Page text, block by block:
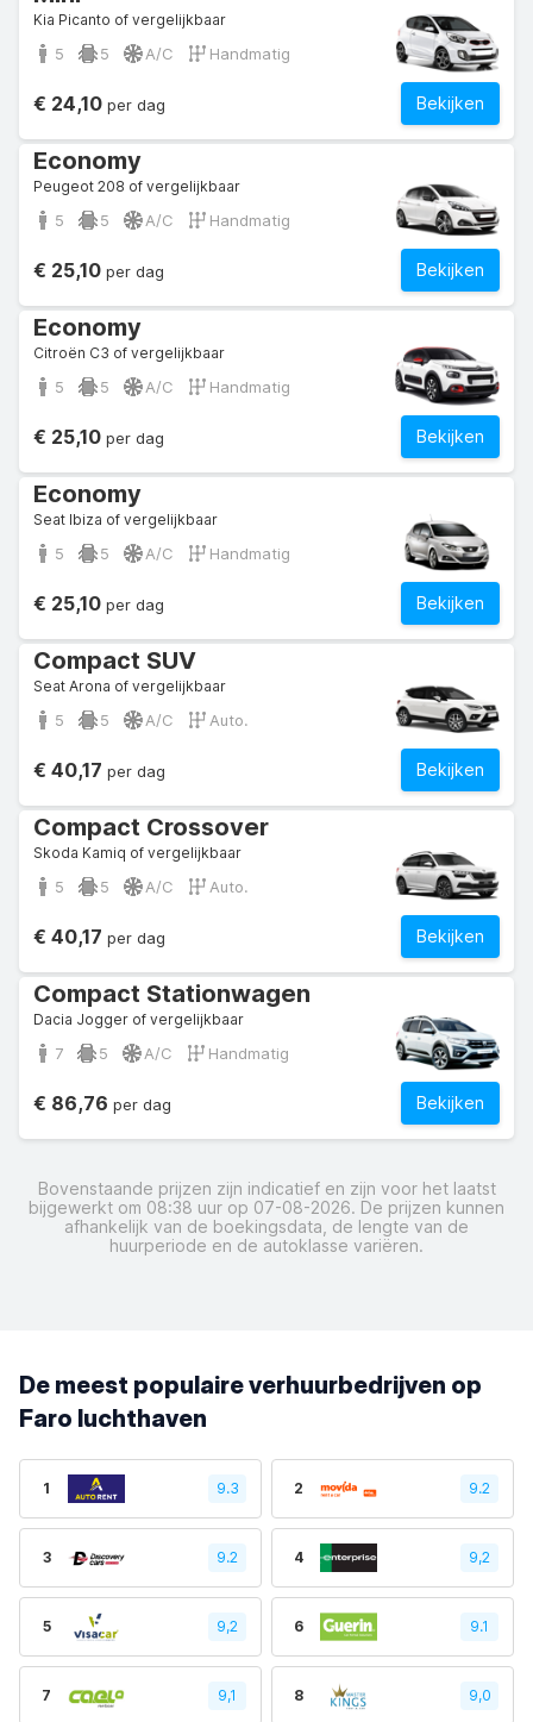
Kia Picanto of vergelijkbaar
5 5 A/C Handmatig
Bekijken
€ 24,10 per dag
Economy
Peugeot 208 of vergelijkbaar
5 5 A/C Handmatig
Bekijken
€ 25,10 per dag
Economy
Citroën C3 of vergelijkbaar
5 5 A/C Handmatig
Bekijken
€ 25,10 per dag
Economy
Seat Ibiza of vergelijkbaar
5 5 A/C Handmatig
Bekijken
€ 25,10 per dag
Compact SUV
Seat Arona of vergelijkbaar
5 5 A/C Auto.
Bekijken
€ 40,17 per dag
Compact Crossover
Skoda Kamiq of vergelijkbaar
5 5 A/C Auto.
Bekijken
€ 40,17 per dag
Compact Stationwagen
Dacia Jogger of vergelijkbaar
7 5 A/C Handmatig
Bekijken
€ 86,76 per dag
Bovenstaande prijzen zijn indicatief en zijn voor het laatst
bijgewerkt om 08:38 uur op 07-08-2026. De prijzen kunnen
afhankelijk van de boekingsdata, de lengte van de
huurperiode en de autoklasse variëren.
De meest populaire verhuurbedrijven op
Faro luchthaven
1 9.3 2 9.2
3 9.2 4 9,2
5 9,2 6 9.1
7 9,1 8 9,0